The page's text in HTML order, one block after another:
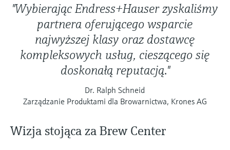
"Wybierając Endress+Hauser zyskaliśmy
partnera oferującego wsparcie
najwyższej klasy oraz dostawcę
kompleksowych usług, cieszącego się
doskonałą reputacją."
Dr. Ralph Schneid
Zarządzanie Produktami dla Browarnictwa, Krones AG
Wizja stojąca za Brew Center